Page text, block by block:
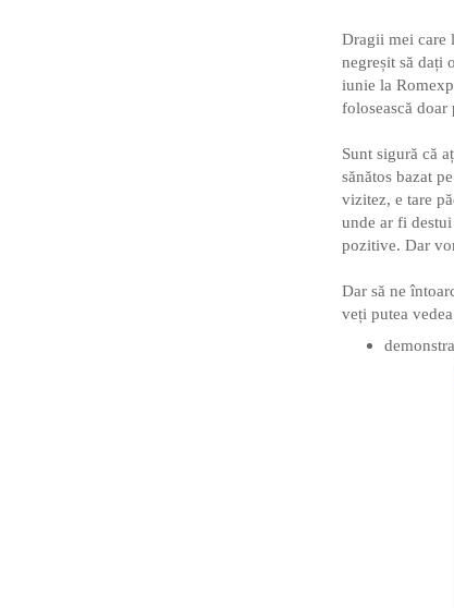
Dragii mei care
negreșit să dați
iunie la
folosească
Sunt sigură că
sănătos bazat
vizitez, e tare
unde ar fi
pozitive. Dar
Dar să ne
veți putea